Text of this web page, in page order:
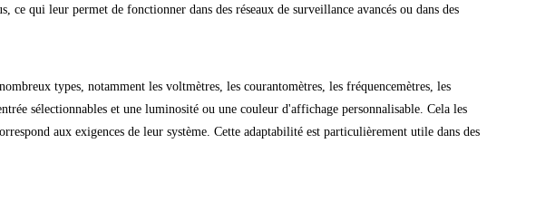
qui leur permet de fonctionner dans des réseaux de surveillance avancés ou dans des
types, notamment les voltmètres, les courantomètres, les fréquencemètres, les
sélectionnables et une luminosité ou une couleur d'affichage personnalisable. Cela les
aux exigences de leur système. Cette adaptabilité est particulièrement utile dans des